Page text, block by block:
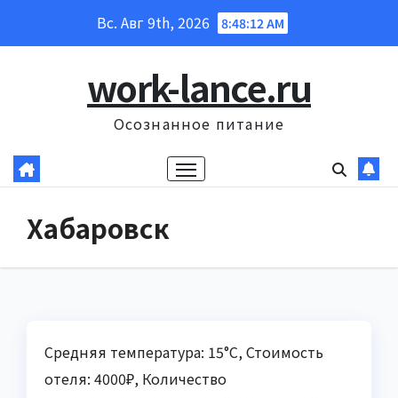
Вс. Авг 9th, 2026 8:48:13 AM
work-lance.ru
Осознанное питание
Хабаровск
Средняя температура: 15°C, Стоимость
отеля: 4000₽, Количество